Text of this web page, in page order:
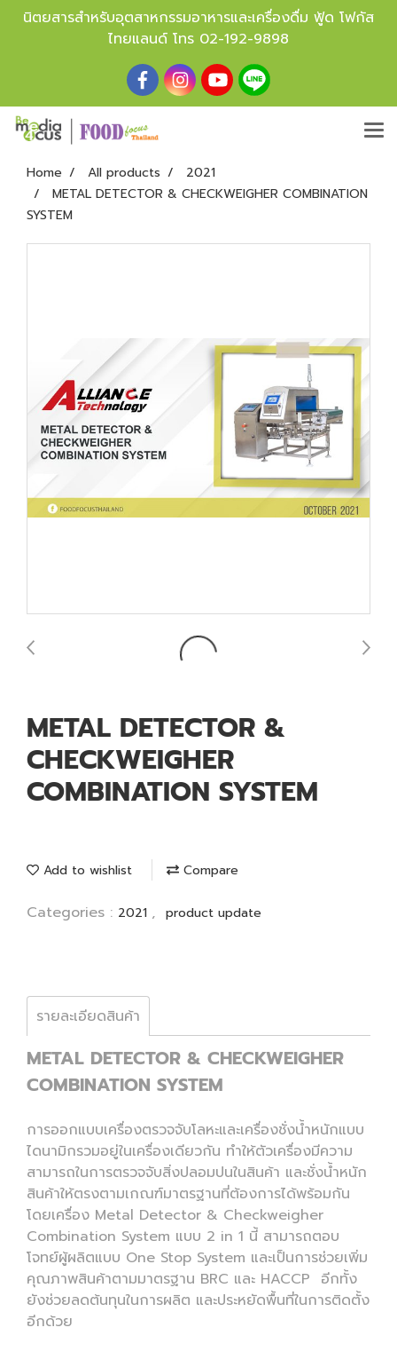
นิตยสารสำหรับอุตสาหกรรมอาหารและเครื่องดื่ม ฟู้ด โฟกัส
ไทยแลนด์ โทร 02-192-9898
Home All products
2021
METAL DETECTOR & CHECKWEIGHER COMBINATION
SYSTEM
METAL DETECTOR &
CHECKWEIGHER
COMBINATION SYSTEM
Add to wishlist Compare
Categories : 2021 , product update
รายละเอียดสินค้า
METAL DETECTOR & CHECKWEIGHER
COMBINATION SYSTEM
การออกแบบเครื่องตรวจจับโลหะและเครื่องชั่งน้ำหนักแบบ
ไดนามิกรวมอยู่ในเครื่องเดียวกัน ทำให้ตัวเครื่องมีความ
สามารถในการตรวจจับสิ่งปลอมปนในสินค้า และชั่งน้ำหนัก
สินค้าให้ตรงตามเกณฑ์มาตรฐานที่ต้องการได้พร้อมกัน
โดยเครื่อง Metal Detector & Checkweigher
Combination System แบบ 2 in 1 นี้ สามารถตอบ
โจทย์ผู้ผลิตแบบ One Stop System และเป็นการช่วยเพิ่ม
คุณภาพสินค้าตามมาตรฐาน BRC และ HACCP อีกทั้ง
ยังช่วยลดต้นทุนในการผลิต และประหยัดพื้นที่ในการติดตั้ง
อีกด้วย